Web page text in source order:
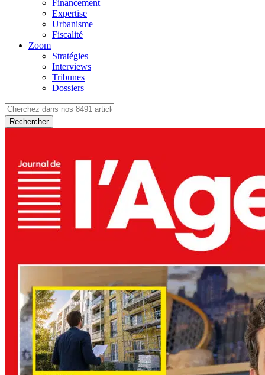
Financement
Expertise
Urbanisme
Fiscalité
Zoom
Stratégies
Interviews
Tribunes
Dossiers
Rechercher